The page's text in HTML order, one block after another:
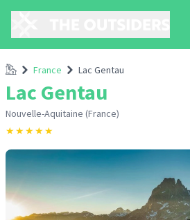
Accueil
France Lac Gentau
Lac Gentau
Nouvelle-Aquitaine (France)
★★★★★